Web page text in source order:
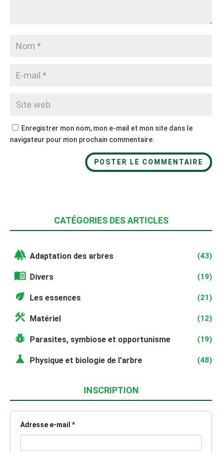
Enregistrer mon nom, mon e-mail et mon site dans le
navigateur pour mon prochain commentaire.
CATÉGORIES DES ARTICLES
forest Adaptation des arbres (43)
menu_book Divers (19)
eco Les essences (21)
construction Matériel (12)
pest_control Parasites, symbiose et opportunisme (19)
science Physique et biologie de l'arbre (48)
INSCRIPTION
Adresse e-mail *